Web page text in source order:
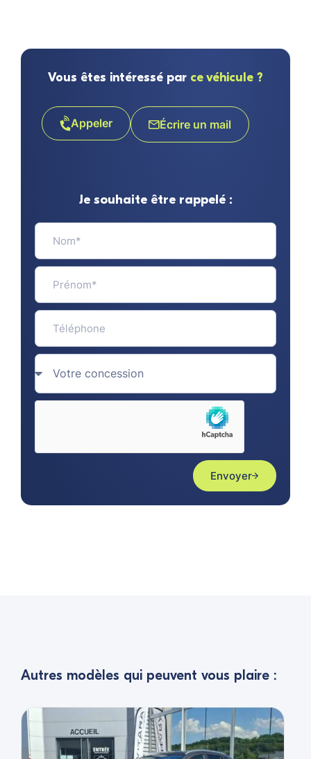
Vous êtes intéressé par ce véhicule ?
Appeler Écrire un mail
Je souhaite être rappelé :
Envoyer
Autres modèles qui peuvent vous plaire :